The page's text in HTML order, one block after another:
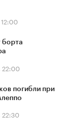
борта
22:00
погибли при
22:30